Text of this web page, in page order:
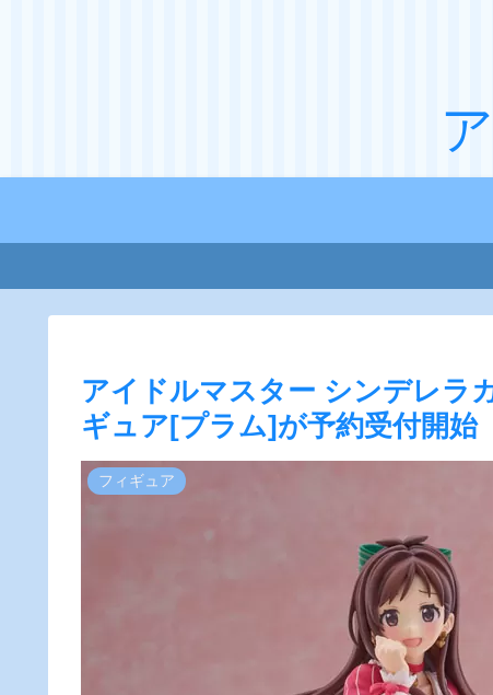
アイドルマスター シンデレラ
ギュア[プラム]が予約受付開始
フィギュア